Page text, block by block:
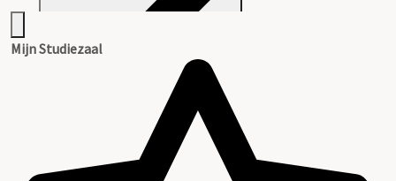
Aanwijzingen voor de gebruiker
Mijn Studiezaal